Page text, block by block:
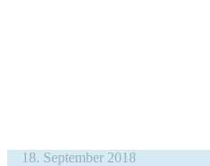
18. September 2018